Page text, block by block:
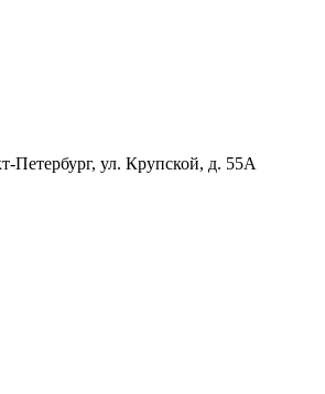
Петербург, ул. Крупской, д. 55А